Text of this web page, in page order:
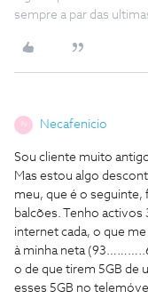
sempre a par das
N Necafenicio
Sou cliente muito
Mas estou algo
meu, que é o
balcões. Tenho activos
internet cada, o que
à minha neta
o de que tirem 5GB de
esses 5GB no